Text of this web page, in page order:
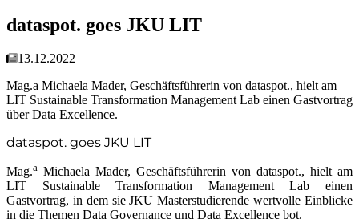
dataspot. goes JKU LIT
13.12.2022
Mag.a Michaela Mader, Geschäftsführerin von dataspot., hielt am
LIT Sustainable Transformation Management Lab einen Gastvortrag
über Data Excellence.
dataspot. goes JKU LIT
Mag.a Michaela Mader, Geschäftsführerin von dataspot., hielt am
LIT Sustainable Transformation Management Lab einen
Gastvortrag, in dem sie JKU Masterstudierende wertvolle Einblicke
in die Themen Data Governance und Data Excellence bot.